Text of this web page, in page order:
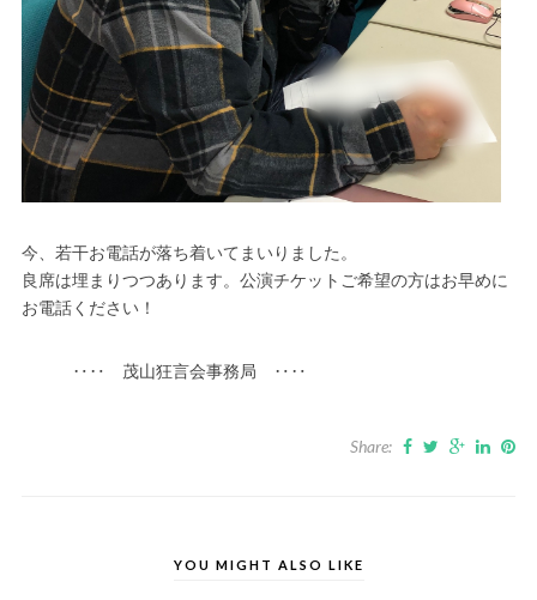
今、若干お電話が落ち着いてまいりました。
良席は埋まりつつあります。公演チケットご希望の方はお早めに
お電話ください！
‥‥ 茂山狂言会事務局 ‥‥
Share:
YOU MIGHT ALSO LIKE